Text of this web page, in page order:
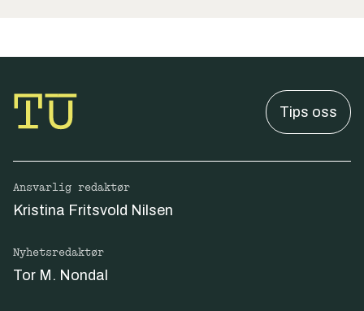
Tips oss
Ansvarlig redaktør
Kristina Fritsvold Nilsen
Nyhetsredaktør
Tor M. Nondal